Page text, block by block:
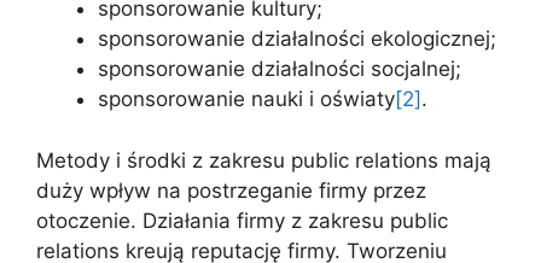
sponsorowanie kultury;
sponsorowanie działalności ekologicznej;
sponsorowanie działalności socjalnej;
sponsorowanie nauki i oświaty[2] .
Metody i środki z zakresu public relations mają
duży wpływ na postrzeganie firmy przez
otoczenie. Działania firmy z zakresu public
relations kreują reputację firmy. Tworzeniu